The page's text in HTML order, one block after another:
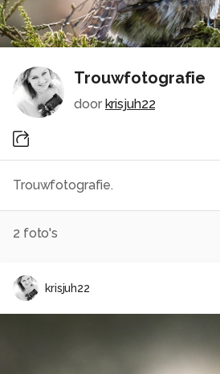
Trouwfotografie
door krisjuh22
Trouwfotografie.
2 foto's
krisjuh22